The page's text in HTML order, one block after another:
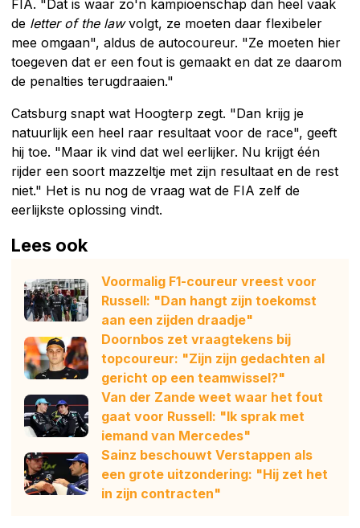
FIA. "Dat is waar zo'n kampioenschap dan heel vaak
de letter of the lawvolgt, ze moeten daar flexibeler
mee omgaan", aldus de autocoureur. "Ze moeten hier
toegeven dat er een fout is gemaakt en dat ze daarom
de penalties terugdraaien."
Catsburg snapt wat Hoogterp zegt. "Dan krijg je
natuurlijk een heel raar resultaat voor de race", geeft
hij toe. "Maar ik vind dat wel eerlijker. Nu krijgt één
rijder een soort mazzeltje met zijn resultaat en de rest
niet." Het is nu nog de vraag wat de FIA zelf de
eerlijkste oplossing vindt.
Lees ook
Voormalig F1-coureur vreest voor
Russell: "Dan hangt zijn toekomst
aan een zijden draadje"
Doornbos zet vraagtekens bij
topcoureur: "Zijn zijn gedachten al
gericht op een teamwissel?"
Van der Zande weet waar het fout
gaat voor Russell: "Ik sprak met
iemand van Mercedes"
Sainz beschouwt Verstappen als
een grote uitzondering: "Hij zet het
in zijn contracten"